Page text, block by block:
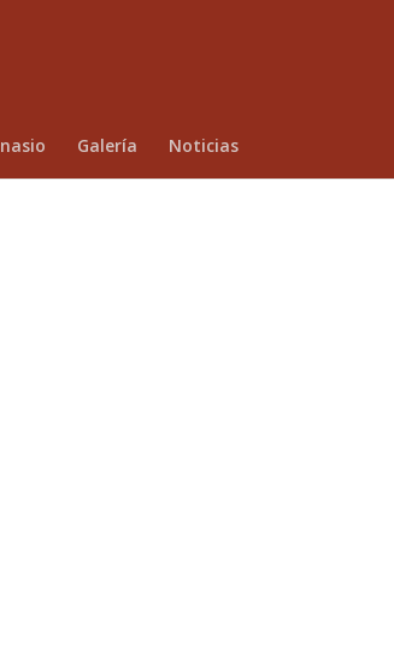
Galería Noticias